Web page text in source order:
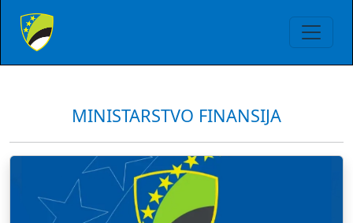
MINISTARSTVO FINANSIJA